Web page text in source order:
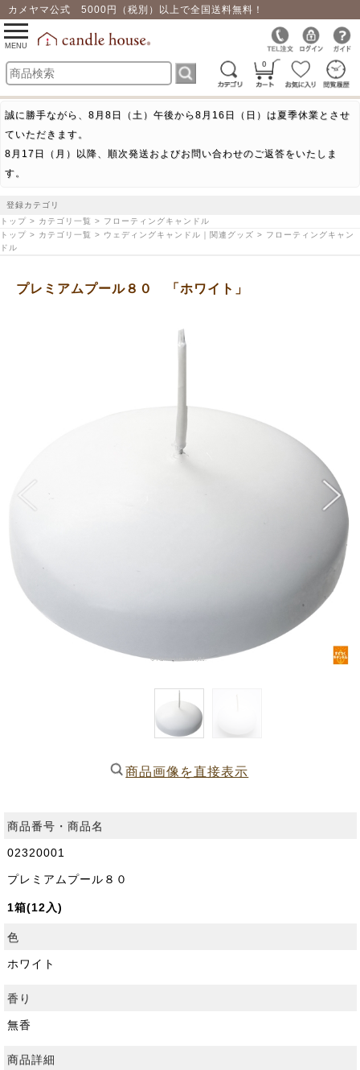
カメヤマ公式 5000円（税別）以上で全国送料無料！
0
toggle
navigation
MENU
誠に勝手ながら、8月8日（土）午後から8月16日（日）は夏季休業とさせ
ていただきます。
8月17日（月）以降、順次発送およびお問い合わせのご返答をいたしま
す。
登録カテゴリ
トップ > カテゴリ一覧 > フローティングキャンドル
トップ > カテゴリ一覧 > ウェディングキャンドル｜関連グッズ > フローティングキャン
ドル
プレミアムプール８０ 「ホワイト」
商品画像を直接表示
商品番号・商品名
02320001
プレミアムプール８０
1箱(12入)
色
ホワイト
香り
無香
商品詳細